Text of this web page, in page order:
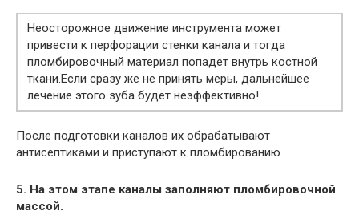
Неосторожное движение инструмента может
привести к перфорации стенки канала и тогда
пломбировочный материал попадет внутрь костной
ткани.Если сразу же не принять меры, дальнейшее
лечение этого зуба будет неэффективно!
После подготовки каналов их обрабатывают
антисептиками и приступают к пломбированию.
5. На этом этапе каналы заполняют пломбировочной
массой.